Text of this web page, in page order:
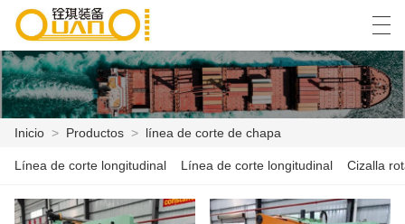
INICIO
PRODUCTOS
العربية বাংলা ভাষার English Español
Inicio > Productos > línea de corte de chapa
Línea de corte longitudinal Línea de corte longitudinal Cizalla